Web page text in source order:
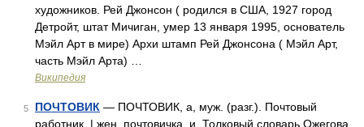
художников. Рей Джонсон ( родился в США, 1927 город
Детройт, штат Мичиган, умер 13 января 1995, основатель
Мэйл Арт в мире) Архи штамп Рей Джонсона ( Мэйл Арт,
часть Мэйл Арта) …
Википедия
5 ПОЧТОВИК — ПОЧТОВИК, а, муж. (разг.). Почтовый
работник. | жен. почтовичка, и. Толковый словарь Ожегова.